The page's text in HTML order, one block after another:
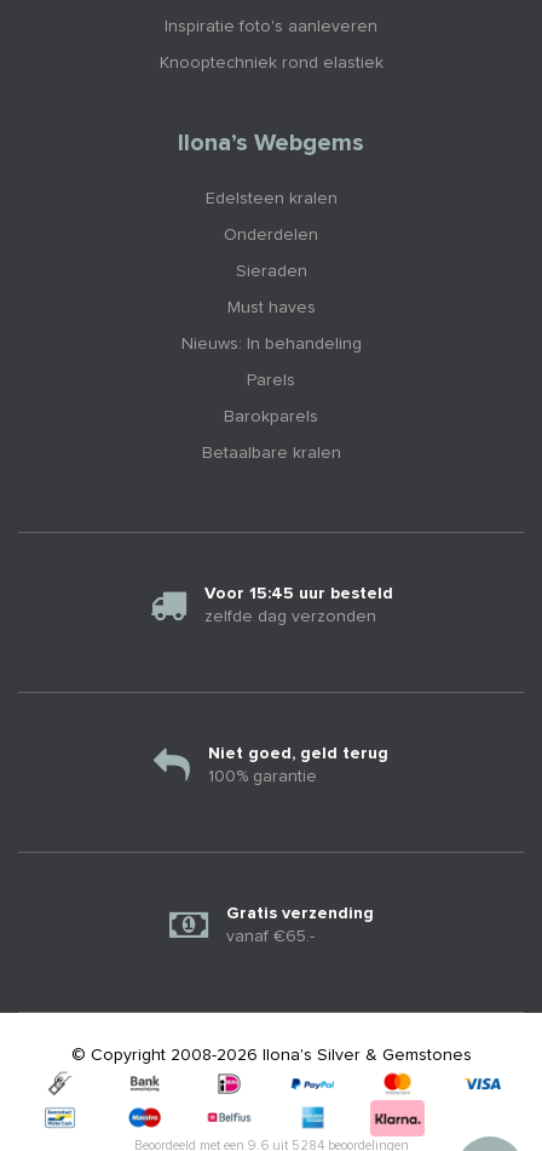
Inspiratie foto's aanleveren
Knooptechniek rond elastiek
Ilona’s Webgems
Edelsteen kralen
Onderdelen
Sieraden
Must haves
Nieuws: In behandeling
Parels
Barokparels
Betaalbare kralen
Voor 15:45 uur besteld
zelfde dag verzonden
Niet goed, geld terug
100% garantie
Gratis verzending
vanaf €65.-
© Copyright 2008-2026 Ilona's Silver & Gemstones
Beoordeeld met een 9.6uit 5284beoordelingen